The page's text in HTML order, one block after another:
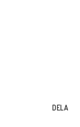
DELA